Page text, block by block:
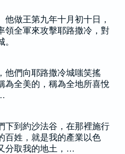
他做王第九年十月初十日，
領全軍來攻擊耶路撒冷，對
他們向耶路撒冷城嗤笑搖
為全美的，稱為全地所喜悅
下到約沙法谷，在那裡施行
百姓，就是我的產業以色
分取我的地土，…